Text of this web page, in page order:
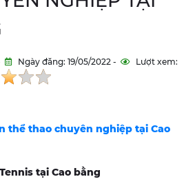
Ngày đăng: 19/05/2022 -
Lượt xem:
thể thao chuyên nghiệp tại Cao
tại Cao bằng